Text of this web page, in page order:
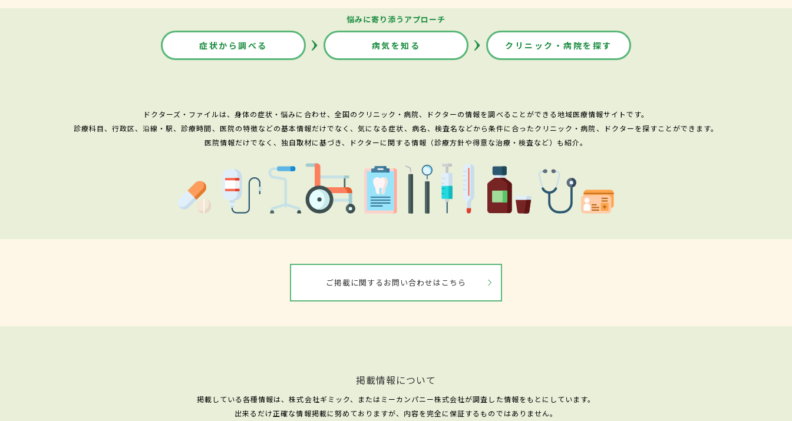
悩みに寄り添うアプローチ
症状から調べる 病気を知る クリニック・病院を探す
ドクターズ・ファイルは、身体の症状・悩みに合わせ、全国のクリニック・病院、ドクターの情報を調べることができる地域医療情報サイトです。
診療科目、行政区、沿線・駅、診療時間、医院の特徴などの基本情報だけでなく、気になる症状、病名、検査名などから条件に合ったクリニック・病院、ドクターを探すことができます。
医院情報だけでなく、独自取材に基づき、ドクターに関する情報（診療方針や得意な治療・検査など）も紹介。
ご掲載に関するお問い合わせはこちら
掲載情報について
掲載している各種情報は、株式会社ギミック、またはミーカンパニー株式会社が調査した情報をもとにしています。
出来るだけ正確な情報掲載に努めておりますが、内容を完全に保証するものではありません。